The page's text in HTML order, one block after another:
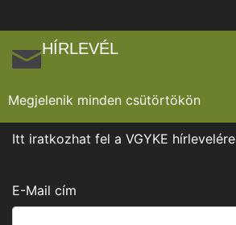
HÍRLEVÉL
Megjelenik minden csütörtökön
Itt iratkozhat fel a VGYKE hírlevelére
E-Mail cím